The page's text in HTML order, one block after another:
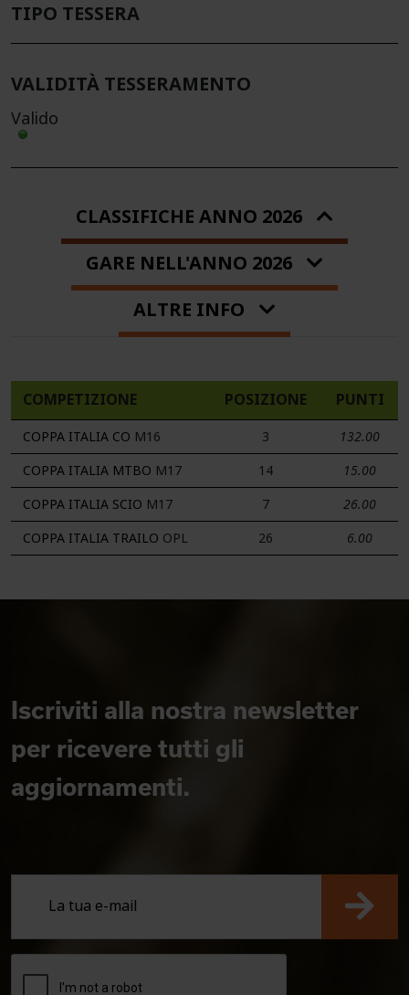
TIPO TESSERA
VALIDITÀ TESSERAMENTO
Valido
CLASSIFICHE ANNO 2026
GARE NELL'ANNO 2026
ALTRE INFO
COMPETIZIONE POSIZIONE PUNTI
COPPA ITALIA CO M16 3
132.00
COPPA ITALIA MTBO M17 14
15.00
COPPA ITALIA SCIO M17 7
26.00
COPPA ITALIA TRAILO OPL 26 6.00
Iscriviti alla nostra newsletter
per ricevere tutti gli
aggiornamenti.